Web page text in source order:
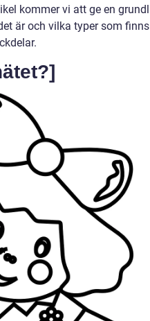
kommer vi att ge en
är och vilka typer som